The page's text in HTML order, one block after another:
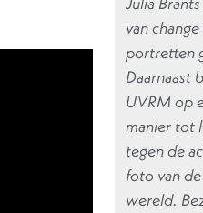
van
portretten
Daarnaast
UVRM op
manier tot
tegen de
foto van
wereld.